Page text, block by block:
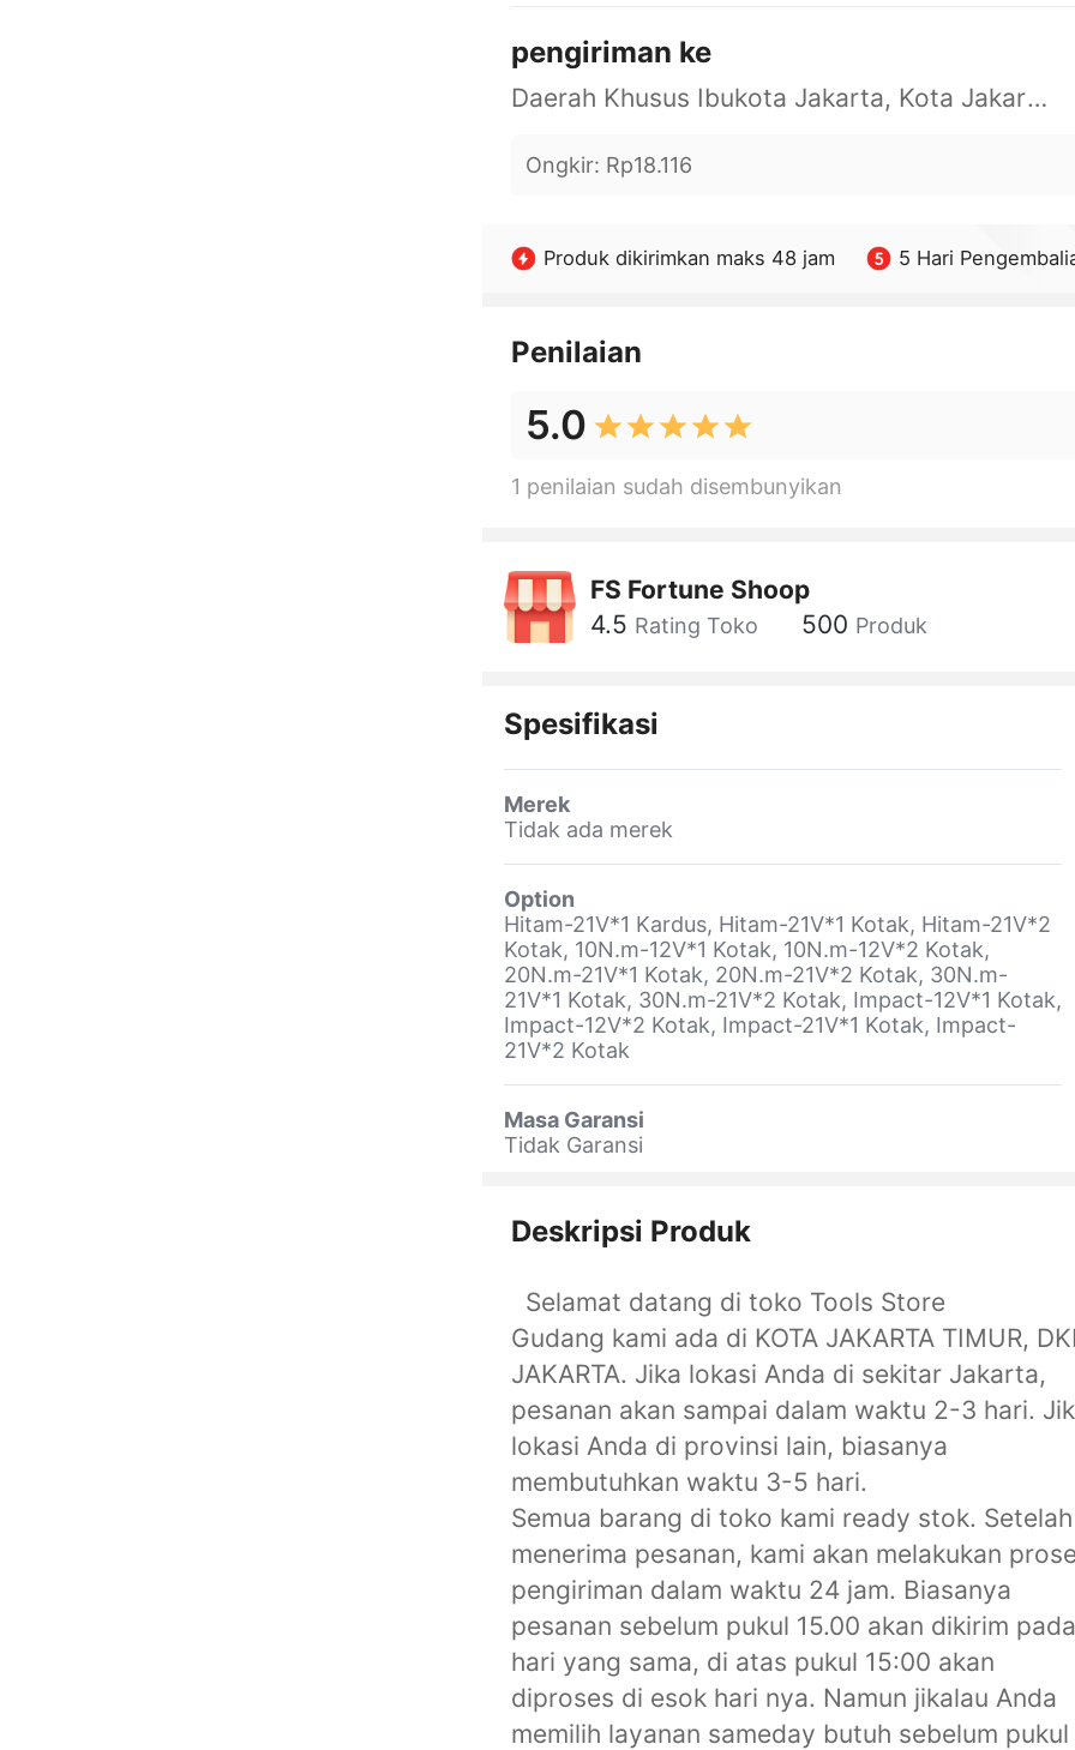
pengiriman ke
Daerah Khusus Ibukota Jakarta, Kota Jakarta Barat, Cengkareng, yy
Ongkir: Rp18.116
Produk dikirimkan maks 48 jam 5 Hari
Penilaian
5.0
1 penilaian sudah disembunyikan
FS Fortune Shoop
4.5 Rating Toko 500 Produk
Spesifikasi
Merek
Tidak ada merek
Option
Hitam-21V*1 Kardus, Hitam-21V*1 Kotak, Hitam-21V*2
Kotak, 10N.m-12V*1 Kotak, 10N.m-12V*2 Kotak,
20N.m-21V*1 Kotak, 20N.m-21V*2 Kotak, 30N.m-
21V*1 Kotak, 30N.m-21V*2 Kotak, Impact-12V*1 Kotak,
Impact-12V*2 Kotak, Impact-21V*1 Kotak, Impact-
21V*2 Kotak
Masa Garansi
Tidak Garansi
Deskripsi Produk
Selamat datang di toko Tools Store
Gudang kami ada di KOTA JAKARTA TIMUR, DKI
JAKARTA. Jika lokasi Anda di sekitar Jakarta,
pesanan akan sampai dalam waktu 2-3 hari.
lokasi Anda di provinsi lain, biasanya
membutuhkan waktu 3-5 hari.
Semua barang di toko kami ready stok. Setelah
menerima pesanan, kami akan melakukan
pengiriman dalam waktu 24 jam. Biasanya
pesanan sebelum pukul 15.00 akan dikirim pada
hari yang sama, di atas pukul 15:00 akan
diproses di esok hari nya. Namun jikalau Anda
memilih layanan sameday butuh sebelum pukul